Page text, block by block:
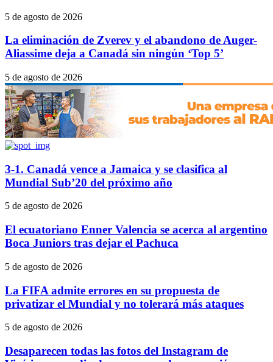
5 de agosto de 2026
La eliminación de Zverev y el abandono de Auger-
Aliassime deja a Canadá sin ningún ‘Top 5’
5 de agosto de 2026
3-1. Canadá vence a Jamaica y se clasifica al
Mundial Sub’20 del próximo año
5 de agosto de 2026
El ecuatoriano Enner Valencia se acerca al argentino
Boca Juniors tras dejar el Pachuca
5 de agosto de 2026
La FIFA admite errores en su propuesta de
privatizar el Mundial y no tolerará más ataques
5 de agosto de 2026
Desaparecen todas las fotos del Instagram de